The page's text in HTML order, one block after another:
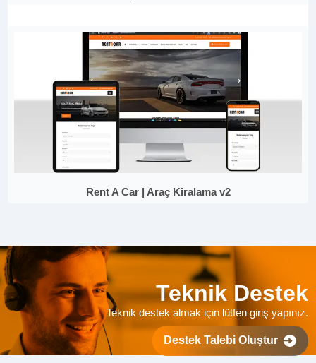
Rent A Car | Araç Kiralama v2
Teknik Destek
Teknik destek almak için lütfen giriş yapınız.
Destek Talebi Oluştur